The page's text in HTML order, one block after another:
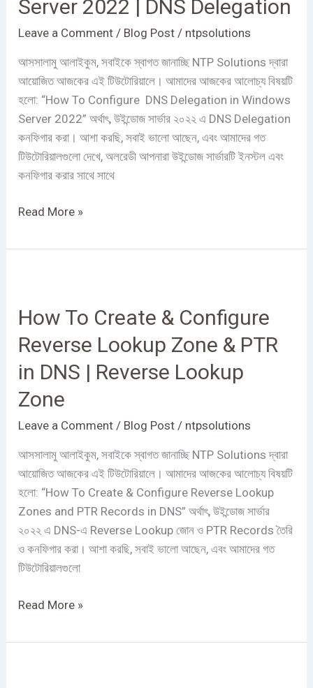
Server 2022 | DNS Delegation
Leave a Comment / Blog Post / ntpsolutions
আসসালামু আলাইকুম, সবাইকে স্বাগত জানাচ্ছি NTP Solutions দ্বারা
আয়োজিত আজকের এই টিউটোরিয়ালে। আমাদের আজকের আলোচ্য বিষয়টি
হলো: “How To Configure DNS Delegation in Windows
Server 2022” অর্থাৎ, উইন্ডোজ সার্ভার ২০২২ এ DNS Delegation
কনফিগার করা। আশা করছি, সবাই ভালো আছেন, এবং আমাদের গত
টিউটোরিয়ালগুলো দেখে, অলরেডী আপনারা উইন্ডোজ সার্ভারটি ইনস্টল এবং
কনফিগার করার সাথে সাথে
in
2022
|
DNS
Delegation
Read More »
How To Create & Configure
Reverse Lookup Zone & PTR
in DNS | Reverse Lookup
Zone
Leave a Comment / Blog Post / ntpsolutions
আসসালামু আলাইকুম, সবাইকে স্বাগত জানাচ্ছি NTP Solutions দ্বারা
আয়োজিত আজকের এই টিউটোরিয়ালে। আমাদের আজকের আলোচ্য বিষয়টি
হলো: “How To Create & Configure Reverse Lookup
Zones and PTR Records in DNS” অর্থাৎ, উইন্ডোজ সার্ভার
২০২২ এ DNS-এ Reverse Lookup জোন ও PTR Records তৈরি
ও কনফিগার করা। আশা করছি, সবাই ভালো আছেন, এবং আমাদের গত
টিউটোরিয়ালগুলো
Create
Configure
Reverse
Lookup
Zone
&
Lookup
Read More »